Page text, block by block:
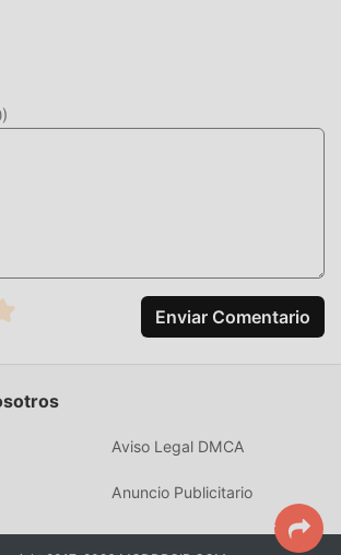
puedes descargar directamente
Haj Umrah & Ziyarate Madinah
de instalación de moddroid con un
)
Enviar Comentario
Aviso Legal DMCA
Anuncio Publicitario